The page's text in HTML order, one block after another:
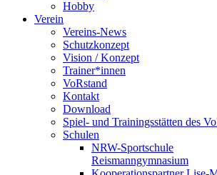
Hobby
Verein
Vereins-News
Schutzkonzept
Vision / Konzept
Trainer*innen
VoRstand
Kontakt
Download
Spiel- und Trainingsstätten des
Schulen
NRW-Sportschule
Reismanngymnasium